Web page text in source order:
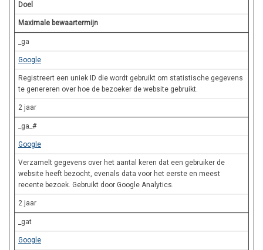
Doel
Maximale bewaartermijn
_ga
Google
Registreert een uniek ID die wordt gebruikt om statistische gegevens
te genereren over hoe de bezoeker de website gebruikt.
2 jaar
_ga_#
Google
Verzamelt gegevens over het aantal keren dat een gebruiker de
website heeft bezocht, evenals data voor het eerste en meest
recente bezoek. Gebruikt door Google Analytics.
2 jaar
_gat
Google